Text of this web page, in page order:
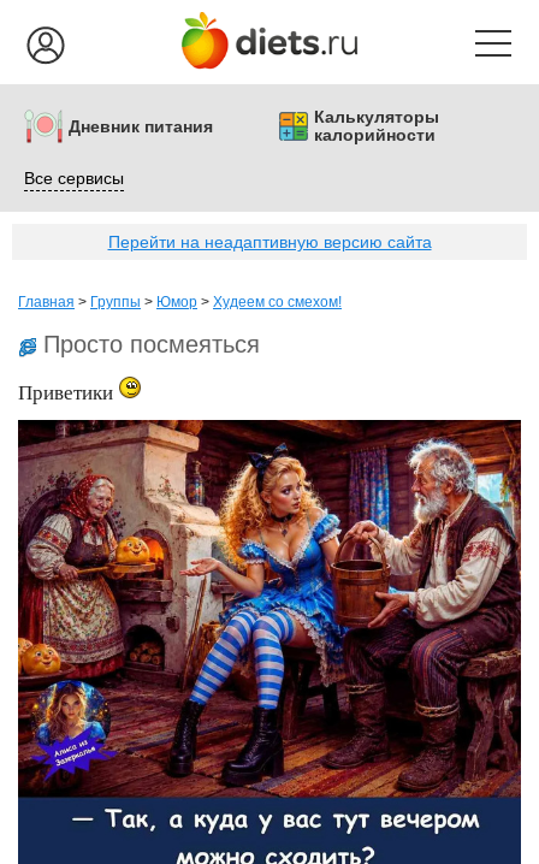
Дневник питания
Калькуляторы
калорийности
Все сервисы
Перейти на неадаптивную версию сайта
Главная > Группы > Юмор > Худеем со смехом!
Просто посмеяться
Приветики